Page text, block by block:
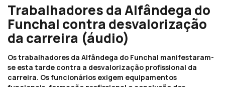
Trabalhadores da Alfândega do
Funchal contra desvalorização
da carreira (áudio)
Os trabalhadores da Alfândega do Funchal manifestaram-
se esta tarde contra a desvalorização profissional da
carreira. Os funcionários exigem equipamentos